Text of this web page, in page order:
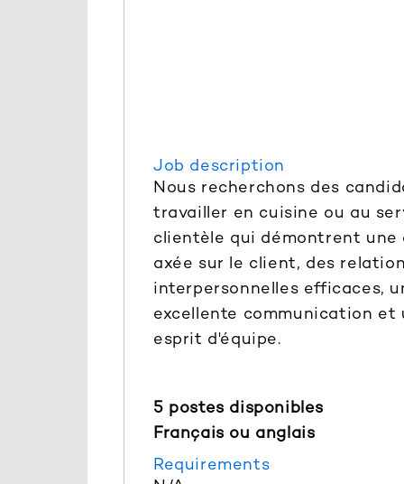
Job description
Nous recherchons des
travailler en cuisine ou au
clientèle qui démontrent
axée sur le client, des
interpersonnelles efficaces,
excellente communication et
esprit d'équipe.
5 postes disponibles
Français ou anglais
Requirements